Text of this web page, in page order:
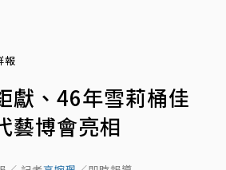
報
獻、46年雪莉桶佳
博會亮相